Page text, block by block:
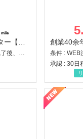
ハミングウォーター【販売代理店】
条件 : お申し込み完了後、決済登録完了と1ヶ月以内のサーバー初回設置。
承認 : 30日